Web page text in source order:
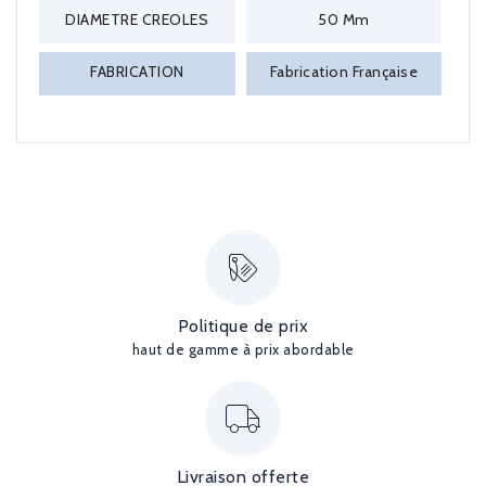
DIAMETRE CREOLES 50 Mm
FABRICATION Fabrication Française
Politique de prix
haut de gamme à prix abordable
Livraison offerte